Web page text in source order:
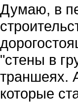
Думаю, в
"стены в
траншеях.
которые